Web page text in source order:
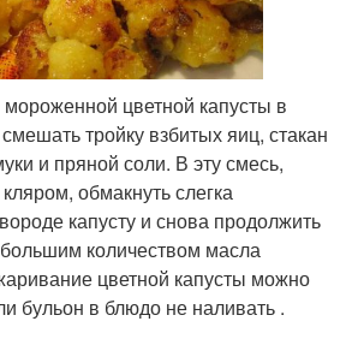
цветной капусты в
тройку взбитых яиц, стакан
и пряной соли. В эту смесь,
обмакнуть слегка
капусту и снова продолжить
количеством масла
цветной капусты можно
бульон в блюдо не наливать .